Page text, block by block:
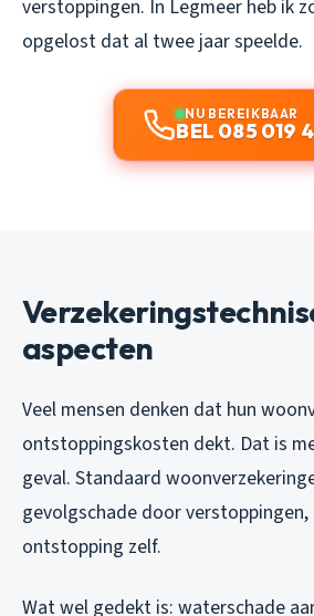
verstoppingen. In Legmeer heb ik
opgelost dat al twee jaar speelde.
NU BEREIKBAAR
BEL 085 019
aspecten
Veel mensen denken dat hun
ontstoppingskosten dekt. Dat is
geval. Standaard
gevolgschade door
ontstopping zelf.
Wat wel gedekt is: waterschade